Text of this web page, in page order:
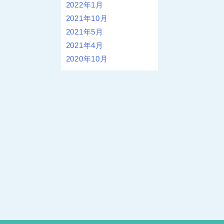
2022年1月
2021年10月
2021年5月
2021年4月
2020年10月